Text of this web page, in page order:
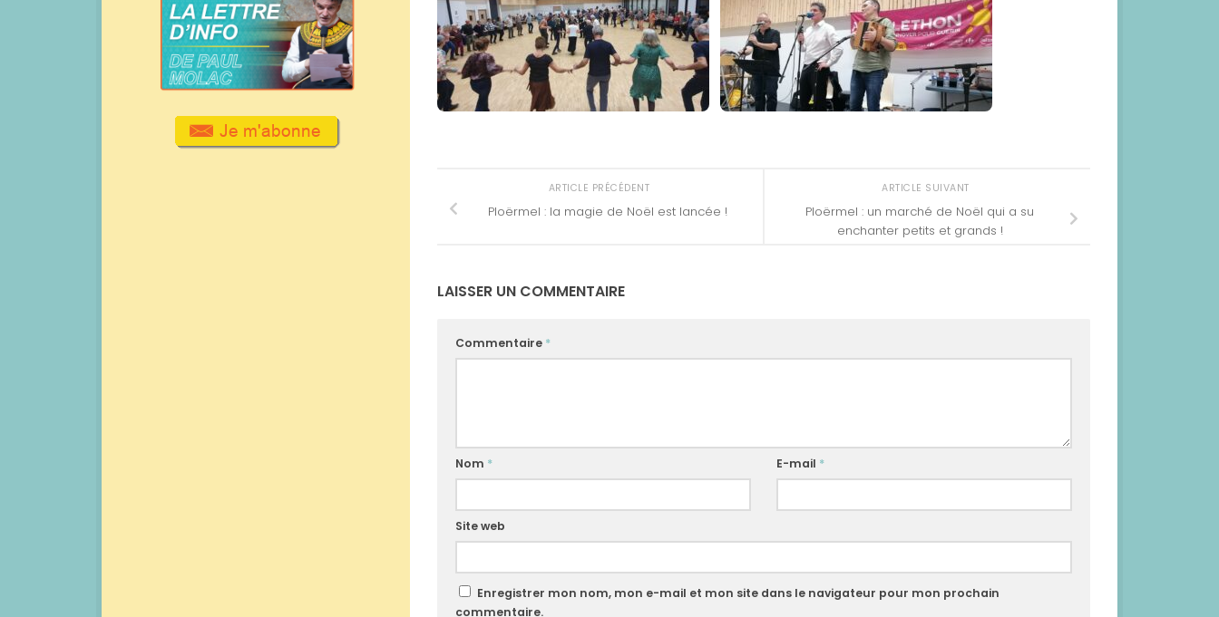
ARTICLE SUIVANT
Ploërmel : un marché de Noël qui a su
enchanter petits et grands !
ARTICLE PRÉCÉDENT
Ploërmel : la magie de Noël est lancée !
LAISSER UN COMMENTAIRE
Commentaire *
Nom * E-mail *
Site web
Enregistrer mon nom, mon e-mail et mon site dans le navigateur pour mon prochain
commentaire.